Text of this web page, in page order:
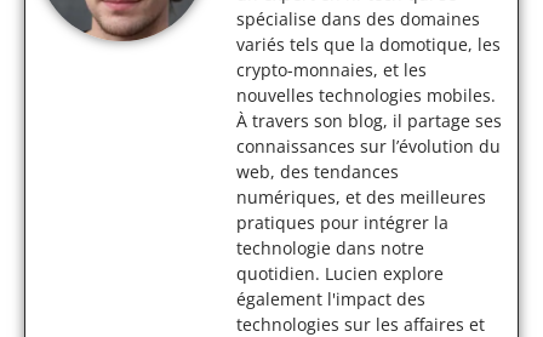
spécialise dans des domaines
variés tels que la domotique, les
crypto-monnaies, et les
nouvelles technologies mobiles.
À travers son blog, il partage ses
connaissances sur l’évolution du
web, des tendances
numériques, et des meilleures
pratiques pour intégrer la
technologie dans notre
quotidien. Lucien explore
également l'impact des
technologies sur les affaires et